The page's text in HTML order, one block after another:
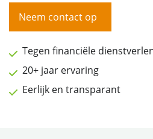
Neem contact op
Tegen financiële
20+ jaar ervaring
Eerlijk en transparant